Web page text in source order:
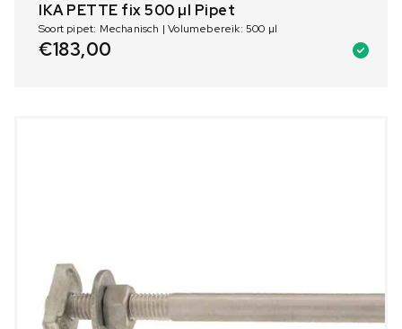
IKA PETTE fix 500 µl Pipet
Soort pipet: Mechanisch | Volumebereik: 500 µl
€183,00